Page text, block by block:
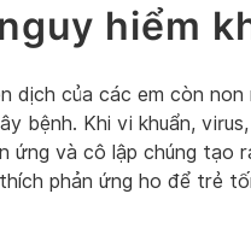
hiểm
dịch của các em còn
bệnh. Khi vi khuẩn,
ứng và cô lập chúng tạo
phản ứng ho để trẻ